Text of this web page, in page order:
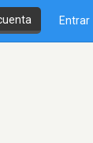
Entrar